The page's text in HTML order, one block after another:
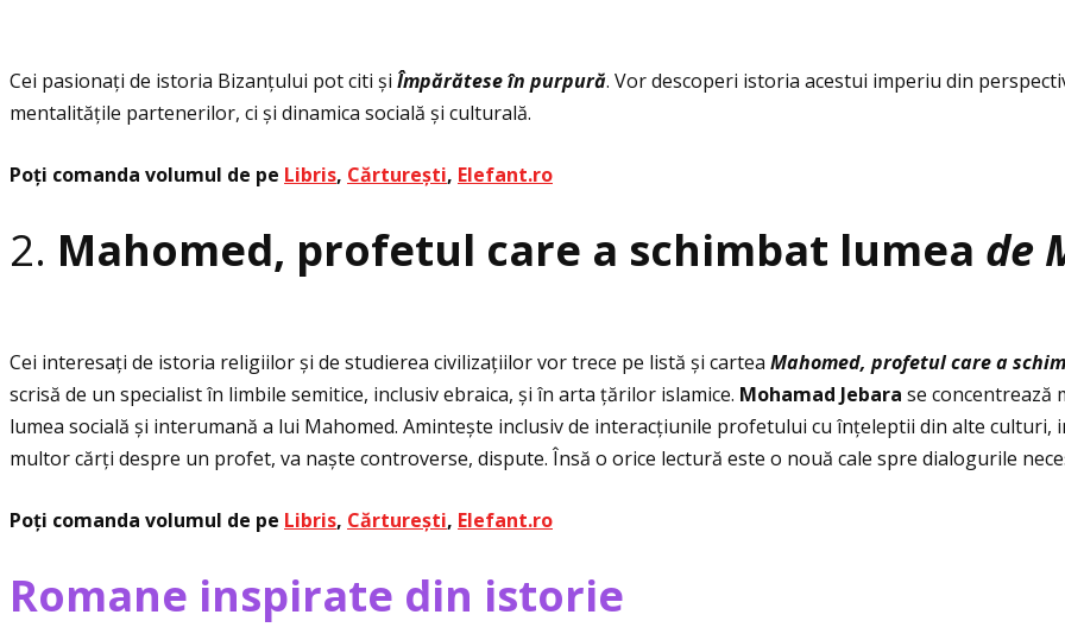
Cei pasionaţi de istoria Bizanţului pot citi și Împărăteseîn purpură. Vor descoperi istoria acestui imperiu din
mentalităţile partenerilor, ci și dinamica socială și culturală.
Poţi comanda volumul de pe Libris, Cărturești, Elefant.ro
2. Mahomed, profetul care a schimbat lumea de
Cei interesaţi de istoria religiilor și de studierea civilizaţiilor vor trece pe listă și cartea Mahomed, profetul care a
scrisă de un specialist în limbile semitice, inclusiv ebraica, și în arta ţărilor islamice. Mohamad Jebara se concentrează
lumea socială și interumană a lui Mahomed. Amintește inclusiv de interacţiunile profetului cu înţeleptii din alte culturi,
multor cărţi despre un profet, va naște controverse, dispute. Însă o orice lectură este o nouă cale spre dialogurile
Poţi comanda volumul de pe Libris, Cărturești, Elefant.ro
Romane inspirate din istorie